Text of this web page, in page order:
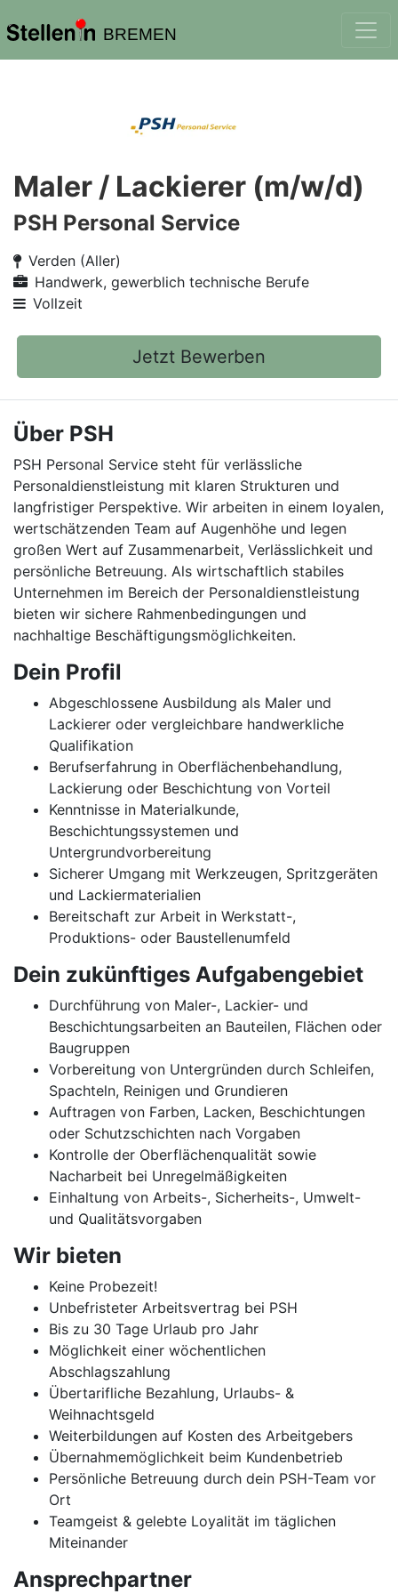
BREMEN
Maler / Lackierer (m/w/d)
PSH Personal Service
Verden (Aller)
Handwerk, gewerblich technische Berufe
Vollzeit
Jetzt Bewerben
Über PSH
PSH Personal Service steht für verlässliche
Personaldienstleistung mit klaren Strukturen und
langfristiger Perspektive. Wir arbeiten in einem loyalen,
wertschätzenden Team auf Augenhöhe und legen
großen Wert auf Zusammenarbeit, Verlässlichkeit und
persönliche Betreuung. Als wirtschaftlich stabiles
Unternehmen im Bereich der Personaldienstleistung
bieten wir sichere Rahmenbedingungen und
nachhaltige Beschäftigungsmöglichkeiten.
Dein Profil
Abgeschlossene Ausbildung als Maler und
Lackierer oder vergleichbare handwerkliche
Qualifikation
Berufserfahrung in Oberflächenbehandlung,
Lackierung oder Beschichtung von Vorteil
Kenntnisse in Materialkunde,
Beschichtungssystemen und
Untergrundvorbereitung
Sicherer Umgang mit Werkzeugen, Spritzgeräten
und Lackiermaterialien
Bereitschaft zur Arbeit in Werkstatt-,
Produktions- oder Baustellenumfeld
Dein zukünftiges Aufgabengebiet
Durchführung von Maler-, Lackier- und
Beschichtungsarbeiten an Bauteilen, Flächen oder
Baugruppen
Vorbereitung von Untergründen durch Schleifen,
Spachteln, Reinigen und Grundieren
Auftragen von Farben, Lacken, Beschichtungen
oder Schutzschichten nach Vorgaben
Kontrolle der Oberflächenqualität sowie
Nacharbeit bei Unregelmäßigkeiten
Einhaltung von Arbeits-, Sicherheits-, Umwelt-
und Qualitätsvorgaben
Wir bieten
Keine Probezeit!
Unbefristeter Arbeitsvertrag bei PSH
Bis zu 30 Tage Urlaub pro Jahr
Möglichkeit einer wöchentlichen
Abschlagszahlung
Übertarifliche Bezahlung, Urlaubs- &
Weihnachtsgeld
Weiterbildungen auf Kosten des Arbeitgebers
Übernahmemöglichkeit beim Kundenbetrieb
Persönliche Betreuung durch dein PSH-Team vor
Ort
Teamgeist & gelebte Loyalität im täglichen
Miteinander
Ansprechpartner